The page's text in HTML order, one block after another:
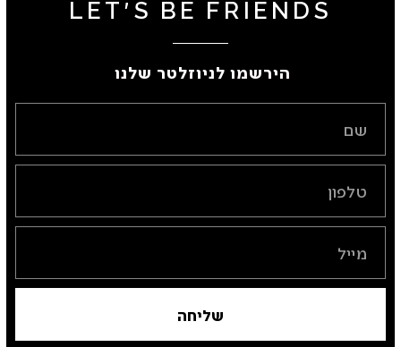
LET'S BE FRIENDS
הירשמו לניוזלטר שלנו ​
שליחה